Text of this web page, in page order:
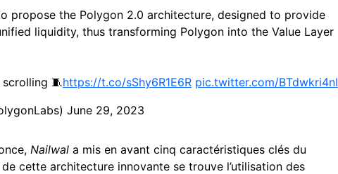
propose the Polygon 2.0 architecture, designed to provide
liquidity, thus transforming Polygon into the Value Layer
scrolling 🧵https://t.co/sShy6R1E6R pic.twitter.com/BTdwkri4nI
June 29, 2023
Nailwal a mis en avant cinq caractéristiques clés du
cette architecture innovante se trouve l’utilisation des